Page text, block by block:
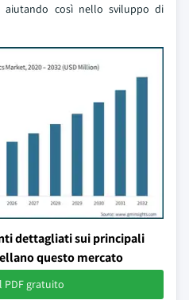
aiutando così nello sviluppo di
dettagliati sui principali
questo mercato
PDF gratuito